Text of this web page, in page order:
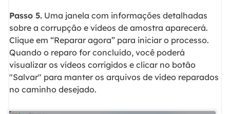
Passo 5.Uma janela com informações detalhadas
sobre a corrupção e vídeos de amostra aparecerá.
Clique em “Reparar agora” para iniciar o processo.
Quando o reparo for concluído, você poderá
visualizar os vídeos corrigidos e clicar no botão
"Salvar" para manter os arquivos de vídeo reparados
no caminho desejado.